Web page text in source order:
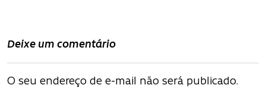
v
Deixe um comentário
O seu endereço de e-mail não será publicado.